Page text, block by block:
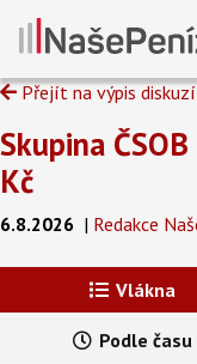
Přejít na výpis diskuzí
Skupina
Kč
6.8.2026 | Redakce
Vlákna
Podle času